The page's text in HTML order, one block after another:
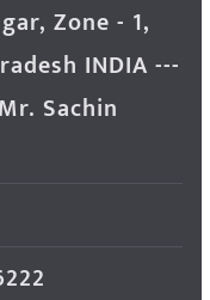
Zone - 1,
INDIA ---
Sachin